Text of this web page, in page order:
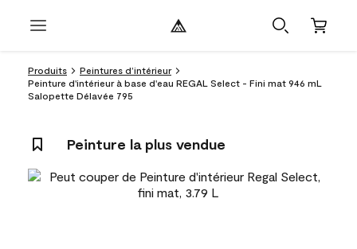
Produits
Peintures d’intérieur
Peinture d'intérieur à base d'eau REGAL Select - Fini mat 946 mL
Salopette Délavée 795
Peinture la plus vendue